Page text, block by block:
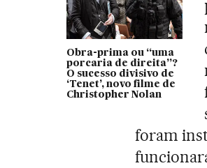
Obra-prima ou “uma
porcaria de direita”?
O sucesso divisivo de
‘Tenet’, novo filme de
Christopher Nolan
foram